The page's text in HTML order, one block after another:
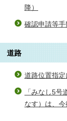
降）
確認申請等手
道路
道路位置指定
「みなし5
なす）は、